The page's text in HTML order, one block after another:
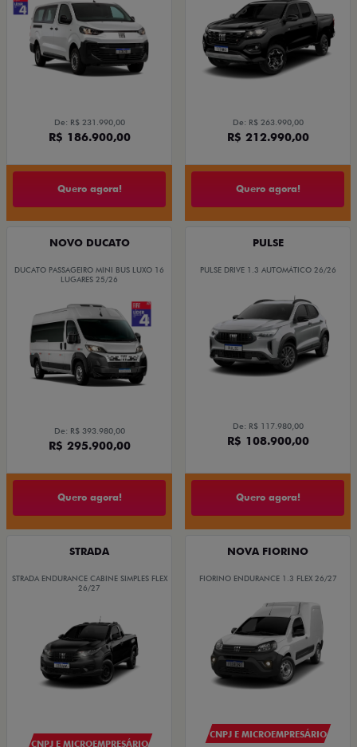
De: R$ 231.990,00
R$ 186.900,00
Quero agora!
De: R$ 263.990,00
R$ 212.990,00
Quero agora!
NOVO DUCATO
DUCATO PASSAGEIRO MINI BUS LUXO 16
LUGARES 25/26
De: R$ 393.980,00
R$ 295.900,00
Quero agora!
PULSE
PULSE DRIVE 1.3 AUTOMÁTICO 26/26
De: R$ 117.980,00
R$ 108.900,00
Quero agora!
STRADA
STRADA ENDURANCE CABINE SIMPLES FLEX
26/27
CNPJ E MICROEMPRESÁRIO
NOVA FIORINO
FIORINO ENDURANCE 1.3 FLEX 26/27
CNPJ E MICROEMPRESÁRIO